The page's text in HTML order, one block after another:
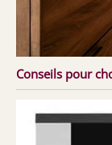
Conseils pour